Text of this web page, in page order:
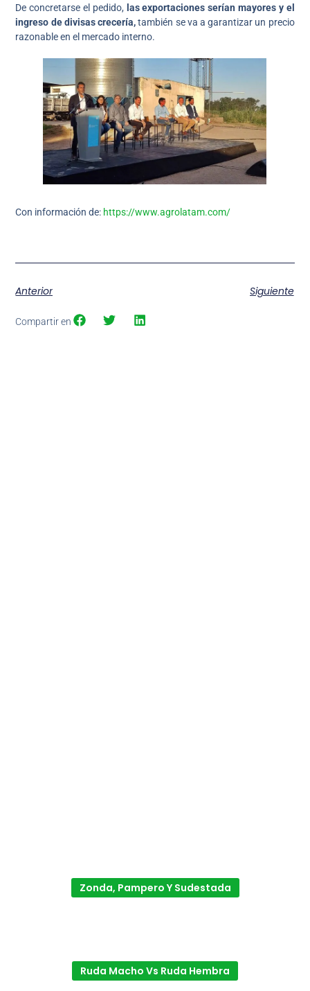
De concretarse el pedido, las exportaciones serían mayores y el
ingreso de divisas crecería,también se va a garantizar un precio
razonable en el mercado interno.
Con información de: https://www.agrolatam.com/
Anterior Siguiente
Compartir en
Zonda, Pampero Y Sudestada
Ruda Macho Vs Ruda Hembra